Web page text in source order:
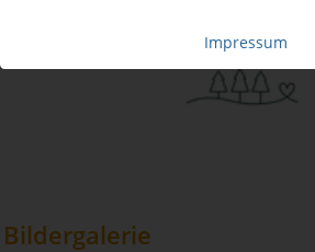
Impressum
Bildergalerie